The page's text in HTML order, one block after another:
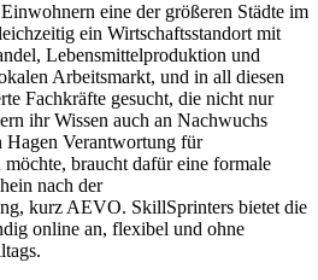
eine der größeren Städte im
ein Wirtschaftsstandort mit
Lebensmittelproduktion und
Arbeitsmarkt, und in all diesen
Fachkräfte gesucht, die nicht nur
ihr Wissen auch an Nachwuchs
Hagen Verantwortung für
braucht dafür eine formale
nach der
kurz AEVO. SkillSprinters bietet die
online an, flexibel und ohne